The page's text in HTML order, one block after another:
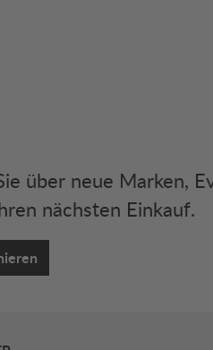
über neue Marken,
nächsten Einkauf.